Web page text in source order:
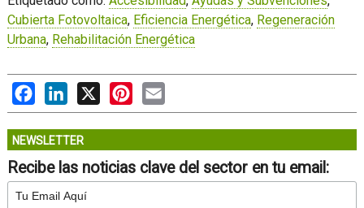
Cubierta Fotovoltaica, Eficiencia Energética, Regeneración
Urbana, Rehabilitación Energética
FacebookLinkedIn
X PinterestEmail
NEWSLETTER
Recibe las noticias clave del sector en tu email: